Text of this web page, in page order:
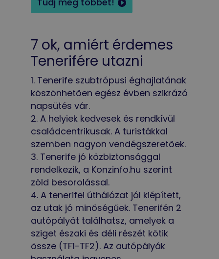
7 ok, amiért érdemes
Tenerifére utazni
Tenerife szubtrópusi éghajlatának
köszönhetően egész évben szikrázó
napsütés vár.
A helyiek kedvesek és rendkívül
családcentrikusak. A turistákkal
szemben nagyon vendégszeretőek.
Tenerife jó közbiztonsággal
rendelkezik, a Konzinfo.hu szerint
zöld besorolással.
A tenerifei úthálózat jól kiépített,
az utak jó minőségűek. Tenerifén 2
autópályát találhatsz, amelyek a
sziget északi és déli részét kötik
össze (TF1-TF2). Az autópályák